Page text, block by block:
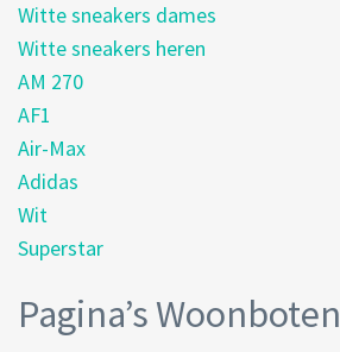
Witte sneakers dames
Witte sneakers heren
AM 270
AF1
Air-Max
Adidas
Wit
Superstar
Pagina’s Woonboten